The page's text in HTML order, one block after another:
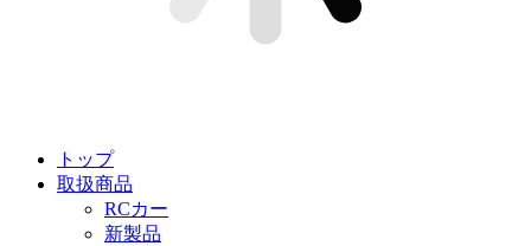
トップ
取扱商品
RCカー
新製品